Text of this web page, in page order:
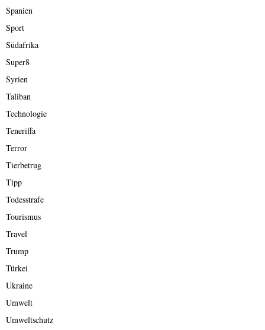
Spanien
Sport
Südafrika
Super8
Syrien
Taliban
Technologie
Teneriffa
Terror
Tierbetrug
Tipp
Todesstrafe
Tourismus
Travel
Trump
Türkei
Ukraine
Umwelt
Umweltschutz